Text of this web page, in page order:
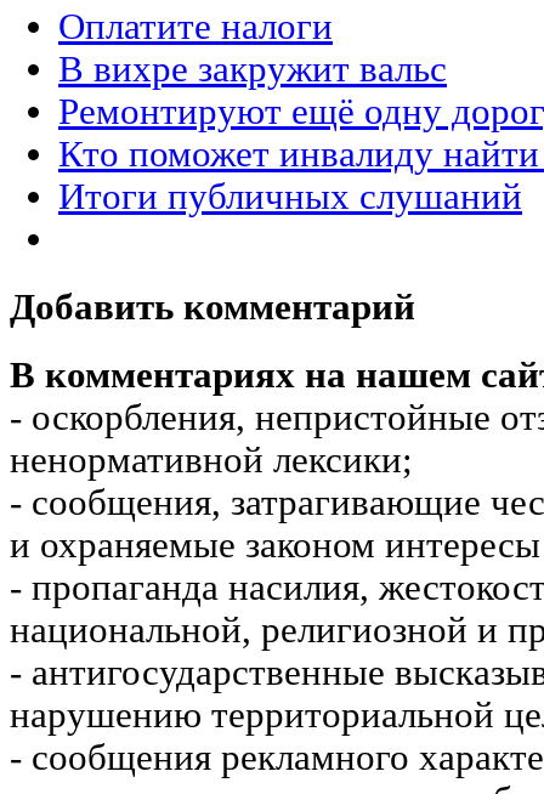
Оплатите налоги
В вихре закружит вальс
Ремонтируют ещё одну
Кто поможет инвалиду
Итоги публичных слушаний
Добавить комментарий
В комментариях на нашем
- оскорбления, непристойные
ненормативной лексики;
- сообщения, затрагивающие
и охраняемые законом
- пропаганда насилия,
национальной, религиозной и
- антигосударственные
нарушению территориальной
- сообщения рекламного